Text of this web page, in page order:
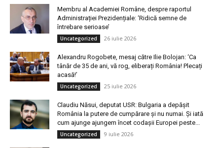
Membru al Academiei Române, despre raportul
Administrației Prezidențiale: ‘Ridică semne de
întrebare serioase’
Uncategorized 26 iulie 2026
Alexandru Rogobete, mesaj către Ilie Bolojan: ‘Ca
tânăr de 35 de ani, vă rog, eliberați România! Plecați
acasă!’
Uncategorized 25 iulie 2026
Claudiu Năsui, deputat USR: Bulgaria a depășit
România la putere de cumpărare și nu numai. Și iată
cum ajunge ajungem încet codașii Europei peste...
Uncategorized 9 iulie 2026